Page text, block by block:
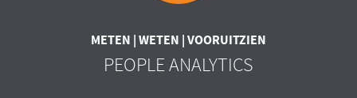
METEN | WETEN | VOORUITZIEN
PEOPLE ANALYTICS